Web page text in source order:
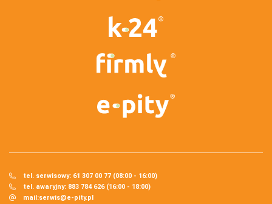
tel. serwisowy: 61 307 00 77 (08:00 - 16:00)
tel. awaryjny: 883 784 626 (16:00 - 18:00)
mail:serwis@e-pity.pl